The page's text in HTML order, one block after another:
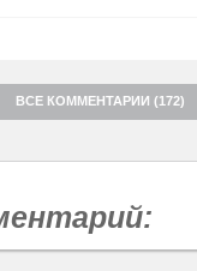
ВСЕ КОММЕНТАРИИ (172)